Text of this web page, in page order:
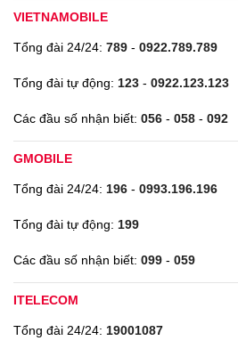
VIETNAMOBILE
Tổng đài 24/24: 789 - 0922.789.789
Tổng đài tự động: 123 - 0922.123.123
Các đầu số nhận biết: 056 - 058 - 092
GMOBILE
Tổng đài 24/24: 196 - 0993.196.196
Tổng đài tự động: 199
Các đầu số nhận biết: 099 - 059
ITELECOM
Tổng đài 24/24: 19001087